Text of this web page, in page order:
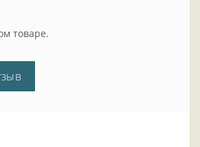
товаре.